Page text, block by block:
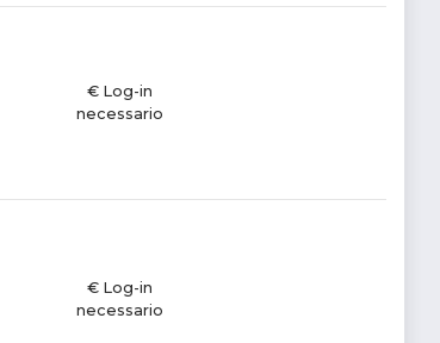
€ Log-in
necessario
€ Log-in
necessario